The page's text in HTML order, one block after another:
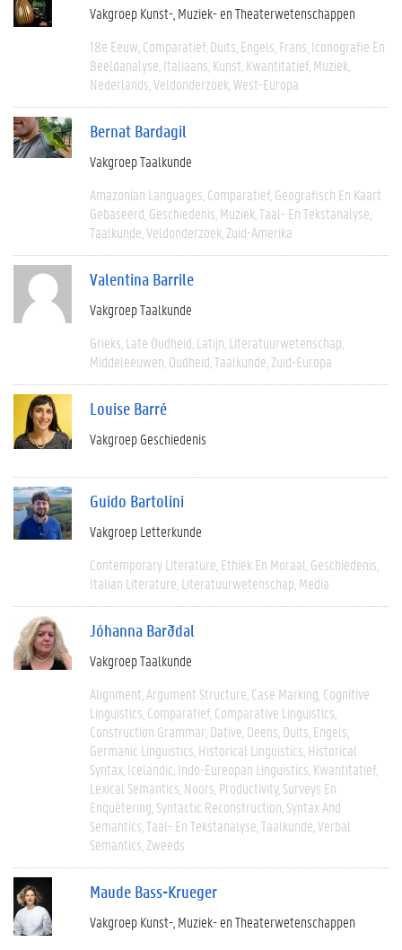
Vakgroep Kunst-, Muziek- en Theaterwetenschappen
18e Eeuw Comparatief Duits Engels Frans Iconografie En
Beeldanalyse Italiaans Kunst Kwantitatief Muziek
Nederlands Veldonderzoek West-Europa
Bernat Bardagil
Vakgroep Taalkunde
Amazonian Languages Comparatief Geografisch En Kaart
Gebaseerd Geschiedenis Muziek Taal- En Tekstanalyse
Taalkunde Veldonderzoek Zuid-Amerika
Valentina Barrile
Vakgroep Taalkunde
Grieks Late Oudheid Latijn Literatuurwetenschap
Middeleeuwen Oudheid Taalkunde Zuid-Europa
Louise Barré
Vakgroep Geschiedenis
Guido Bartolini
Vakgroep Letterkunde
Contemporary Literature Ethiek En Moraal Geschiedenis
Italian Literature Literatuurwetenschap Media
Jóhanna Barðdal
Vakgroep Taalkunde
Alignment Argument Structure Case Marking Cognitive
Linguistics Comparatief Comparative Linguistics
Construction Grammar Dative Deens Duits Engels
Germanic Linguistics Historical Linguistics Historical
Syntax Icelandic Indo-Eureopan Linguistics Kwantitatief
Lexical Semantics Noors Productivity Surveys En
Enquêtering Syntactic Reconstruction Syntax And
Semantics Taal- En Tekstanalyse Taalkunde Verbal
Semantics Zweeds
Maude Bass-Krueger
Vakgroep Kunst-, Muziek- en Theaterwetenschappen